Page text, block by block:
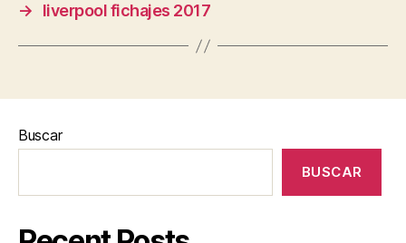
→
liverpool fichajes 2017
Buscar
BUSCAR